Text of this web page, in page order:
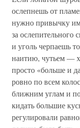
ослепнешь от
нужно привычку
за
и уголь черпаешь
наитию, чутьем —
просто «больше и
ровно по всем
ближним углам и
кидать большие
регулировали